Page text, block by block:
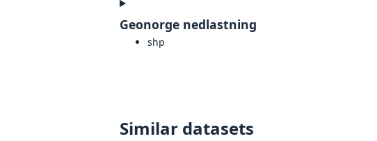
Geonorge nedlastning
shp
Similar datasets